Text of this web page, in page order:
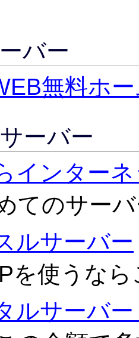
バー
無料ホ
ーバー
インター
てのサー
ルサーバー
を使うな
ルサーバ